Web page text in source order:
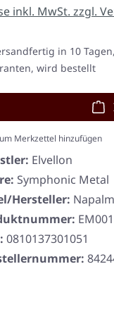
inkl. MwSt. zzgl.
in 10
wird bestellt
Merkzettel hinzufügen
Elvellon
Symphonic Metal
Hersteller:
0810137301051